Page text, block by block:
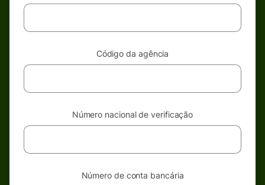
Código da agência
Número nacional de verificação
Número de conta bancária